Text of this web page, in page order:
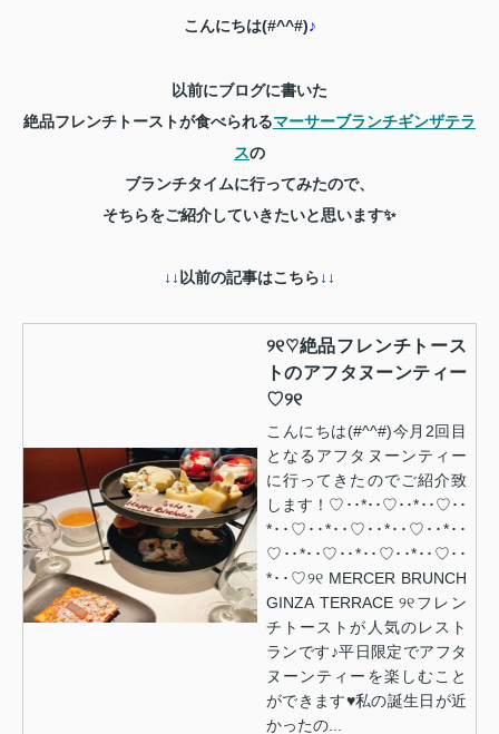
こんにちは(#^^#)♪
以前にブログに書いた
絶品フレンチトーストが食べられるマーサーブランチギンザテラ
スの
ブランチタイムに行ってみたので、
そちらをご紹介していきたいと思います✨
↓↓ 以前の記事はこちら↓↓
୨୧♡絶品フレンチトース
トのアフタヌーンティー
♡୨୧
こんにちは(#^^#)今月2回目
となるアフタヌーンティー
に行ってきたのでご紹介致
します！♡･･*･･♡･･*･･♡･･
*･･♡･･*･･♡･･*･･♡･･*･･
♡･･*･･♡･･*･･♡･･*･･♡･･
*･･♡୨୧ MERCER BRUNCH
GINZA TERRACE ୨୧フレン
チトーストが人気のレスト
ランです♪平日限定でアフタ
ヌーンティーを楽しむこと
ができます♥私の誕生日が近
かったの...